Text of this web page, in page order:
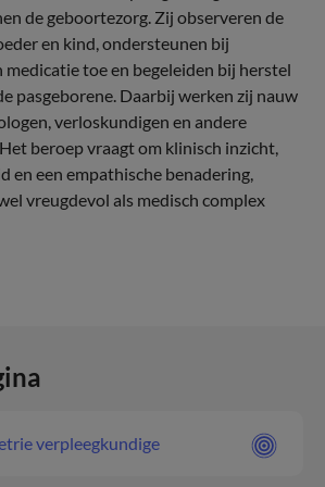
de geboortezorg. Zij observeren de
en kind, ondersteunen bij
medicatie toe en begeleiden bij herstel
pasgeborene. Daarbij werken zij nauw
verloskundigen en andere
beroep vraagt om klinisch inzicht,
en een empathische benadering,
vreugdevol als medisch complex
verpleegkundige